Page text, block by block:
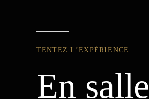
TENTEZ L’EXPÉRIENCE
En salle